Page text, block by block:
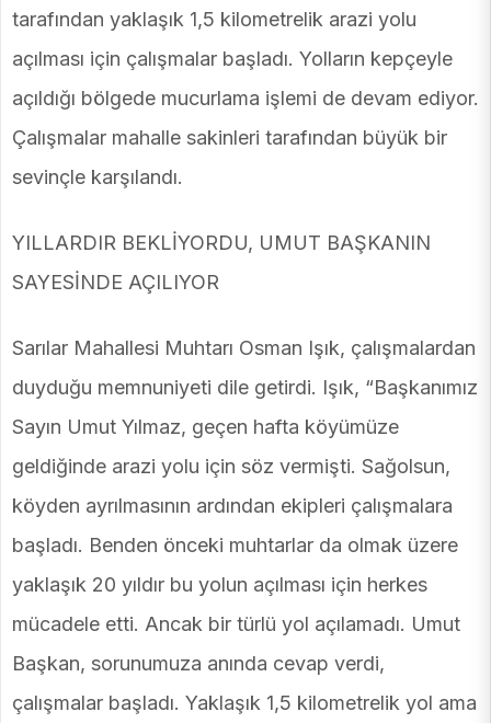
tarafından yaklaşık 1,5 kilometrelik arazi yolu
açılması için çalışmalar başladı. Yolların kepçeyle
açıldığı bölgede mucurlama işlemi de devam ediyor.
Çalışmalar mahalle sakinleri tarafından büyük bir
sevinçle karşılandı.
YILLARDIR BEKLİYORDU, UMUT BAŞKANIN
SAYESİNDE AÇILIYOR
Sarılar Mahallesi Muhtarı Osman Işık, çalışmalardan
duyduğu memnuniyeti dile getirdi. Işık, “Başkanımız
Sayın Umut Yılmaz, geçen hafta köyümüze
geldiğinde arazi yolu için söz vermişti. Sağolsun,
köyden ayrılmasının ardından ekipleri çalışmalara
başladı. Benden önceki muhtarlar da olmak üzere
yaklaşık 20 yıldır bu yolun açılması için herkes
mücadele etti. Ancak bir türlü yol açılamadı. Umut
Başkan, sorunumuza anında cevap verdi,
çalışmalar başladı. Yaklaşık 1,5 kilometrelik yol ama